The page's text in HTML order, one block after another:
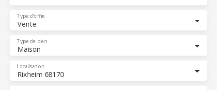
Vente
Type d'offre
Maison
Type de bien
Rixheim 68170
Localisation